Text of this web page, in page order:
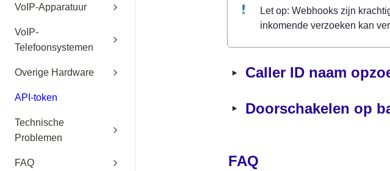
VoIP-Apparatuur
VoIP-
Telefoonsystemen
Overige Hardware
API-token
Technische
Problemen
FAQ
Let op: Webhooks zijn
inkomende verzoeken kan
‣ Caller ID naam
‣ Doorschakelen op
FAQ